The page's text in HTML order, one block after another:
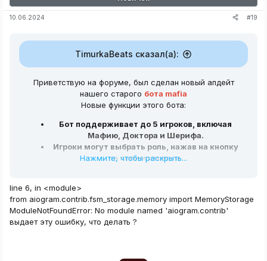
10.06.2024 #19
TimurkaBeats сказал(а):
Приветствую на форуме, был сделан новый апдейт
нашего старого бота mafia
Новые функции этого бота:
Бот поддерживает до 5 игроков, включая
Мафию, Доктора и Шерифа.
Игроки могут выбрать роль, нажав на кнопку
со своим именем.
В дневную фазу игроки голосуют за одного
игрока, чтобы выгнать его из игры.
Игра заканчивается, когда остается только
Мафия или Гражданские.
Нажмите, чтобы раскрыть...
line 6, in <module>
from aiogram.contrib.fsm_storage.memory import MemoryStorage
ModuleNotFoundError: No module named 'aiogram.contrib'
выдает эту ошибку, что делать ?